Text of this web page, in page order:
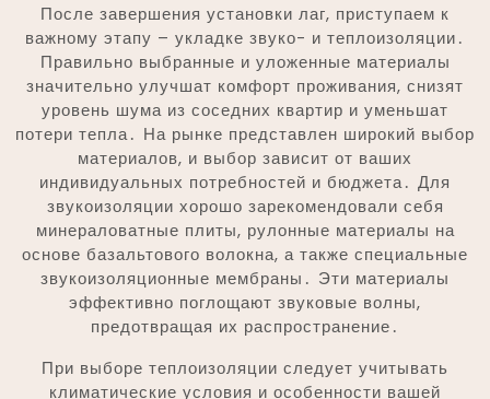
После завершения установки лаг, приступаем к
важному этапу – укладке звуко- и теплоизоляции․
Правильно выбранные и уложенные материалы
значительно улучшат комфорт проживания, снизят
уровень шума из соседних квартир и уменьшат
потери тепла․ На рынке представлен широкий выбор
материалов, и выбор зависит от ваших
индивидуальных потребностей и бюджета․ Для
звукоизоляции хорошо зарекомендовали себя
минераловатные плиты, рулонные материалы на
основе базальтового волокна, а также специальные
звукоизоляционные мембраны․ Эти материалы
эффективно поглощают звуковые волны,
предотвращая их распространение․
При выборе теплоизоляции следует учитывать
климатические условия и особенности вашей